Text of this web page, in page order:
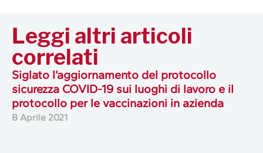
Leggi altri articoli
correlati
Siglato l’aggiornamento del protocollo
sicurezza COVID-19 sui luoghi di lavoro e il
protocollo per le vaccinazioni in azienda
8 Aprile 2021